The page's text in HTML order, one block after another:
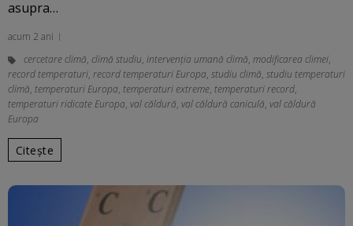
asupra…
acum 2 ani
cercetare climă, climă studiu, intervenția umană climă, modificarea climei,
record temperaturi, record temperaturi Europa, studiu climă, studiu temperaturi
climă, temperaturi Europa, temperaturi extreme, temperaturi record,
temperaturi ridicate Europa, val căldură, val căldură caniculă, val căldură
Europa
Citește